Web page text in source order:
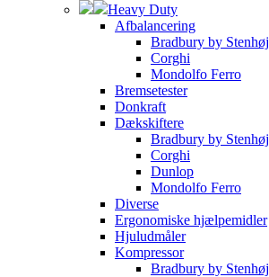
Heavy Duty
Afbalancering
Bradbury by Stenhøj
Corghi
Mondolfo Ferro
Bremsetester
Donkraft
Dækskiftere
Bradbury by Stenhøj
Corghi
Dunlop
Mondolfo Ferro
Diverse
Ergonomiske hjælpemidler
Hjuludmåler
Kompressor
Bradbury by Stenhøj